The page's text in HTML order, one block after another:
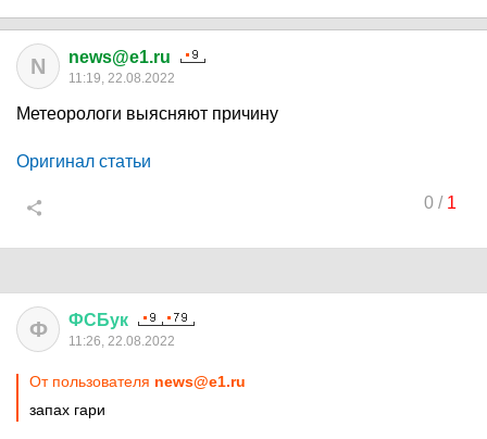
N news@e1.ru
11:19, 22.08.2022
Метеорологи выясняют причину
Оригинал статьи
0/ 1
Ф ФСБук
11:26, 22.08.2022
От пользователя news@e1.ru
запах гари